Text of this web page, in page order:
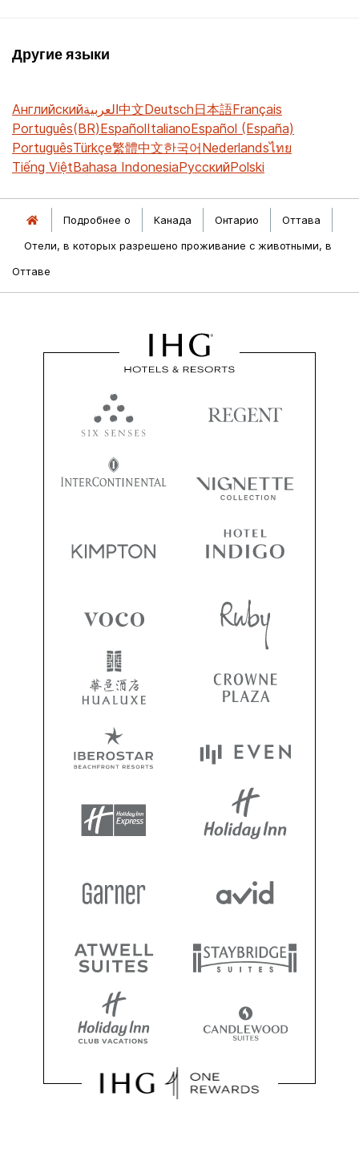
Другие языки
Английскийالعربية中文Deutsch日本語Français
Português(BR)EspañolItalianoEspañol (España)
PortuguêsTürkçe繁體中文한국어Nederlandsไทย
Tiếng ViệtBahasa IndonesiaРусскийPolski
Подробнее о Канада Онтарио
Оттава
Отели, в которых разрешено проживание с животными, в
Оттаве